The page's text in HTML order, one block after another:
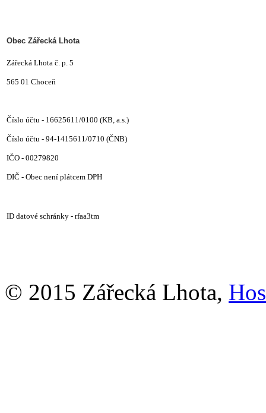
Obec Zářecká Lhota
Zářecká Lhota č. p. 5
565 01 Choceň
Číslo účtu - 16625611/0100 (KB, a.s.)
Číslo účtu - 94-1415611/0710 (ČNB)
IČO - 00279820
DIČ - Obec není plátcem DPH
ID datové schránky - rfaa3tm
© 2015 Zářecká Lhota,